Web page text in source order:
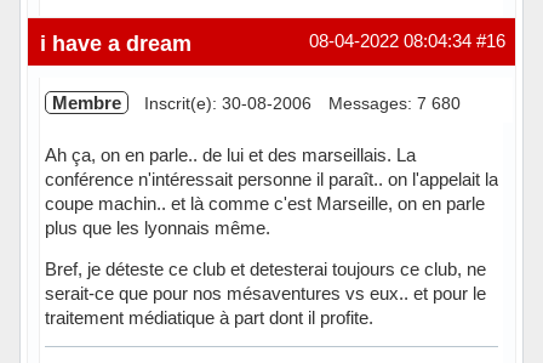
Hors ligne #16
08-04-2022 08:04:34
i have a dream
Membre Inscrit(e): 30-08-2006 Messages: 7 680
Ah ça, on en parle.. de lui et des marseillais. La
conférence n'intéressait personne il paraît.. on l'appelait la
coupe machin.. et là comme c'est Marseille, on en parle
plus que les lyonnais même.
Bref, je déteste ce club et detesterai toujours ce club, ne
serait-ce que pour nos mésaventures vs eux.. et pour le
traitement médiatique à part dont il profite.